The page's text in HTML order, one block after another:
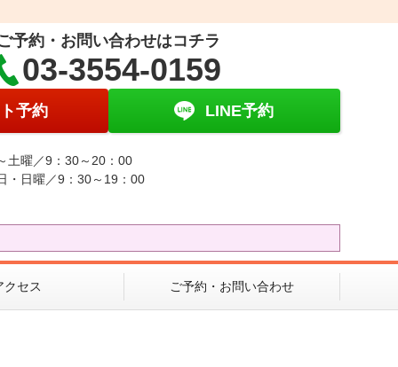
予約・お問い合わせはコチラ
03-3554-0159
予約 LINE予約
土曜／9：30～20：00
・日曜／9：30～19：00
クセス ご予約・お問い合わせ